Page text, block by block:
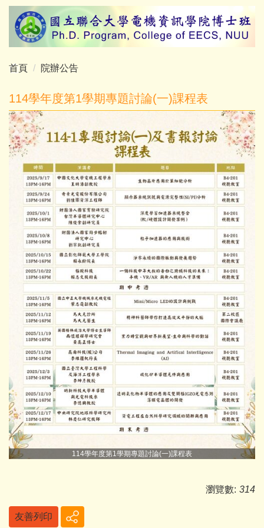
跳
內
區
首頁 院辦公告
114學年度第1學期專題討論(一)課程表
114學年度第1學期專題討論(一)課程表
瀏覽數: 314
友善列印